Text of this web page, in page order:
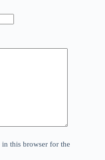
in this browser for the